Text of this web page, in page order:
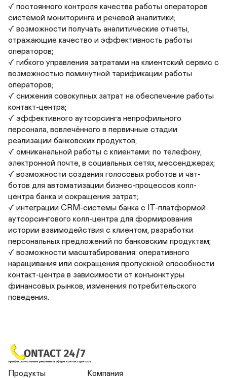
✓ постоянного контроля качества работы операторов
системой мониторинга и речевой аналитики;
✓ возможности получать аналитические отчеты,
отражающие качество и эффективность работы
операторов;
✓ гибкого управления затратами на клиентский сервис с
возможностью поминутной тарификации работы
операторов;
✓ снижения совокупных затрат на обеспечение работы
контакт-центра;
✓ эффективного аутсорсинга непрофильного
персонала, вовлечённого в первичные стадии
реализации банковских продуктов;
✓ омниканальной работы с клиентами: по телефону,
электронной почте, в социальных сетях, мессенджерах;
✓ возможности создания голосовых роботов и чат-
ботов для автоматизации бизнес-процессов колл-
центра банка и сокращения затрат;
✓ интеграции CRM-системы банка c IT-платформой
аутсорсингового колл-центра для формирования
истории взаимодействия с клиентом, разработки
персональных предложений по банковским продуктам;
✓ возможности масштабирования: оперативного
наращивания или сокращения пропускной способности
контакт-центра в зависимости от конъюнктуры
финансовых рынков, изменения потребительского
поведения.
Продукты Компания